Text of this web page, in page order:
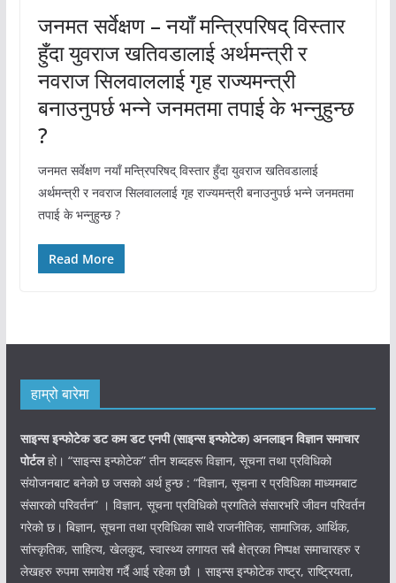
जनमत सर्वेक्षण – नयाँ मन्त्रिपरिषद् विस्तार
हुँदा युवराज खतिवडालाई अर्थमन्त्री र
नवराज सिलवाललाई गृह राज्यमन्त्री
बनाउनुपर्छ भन्ने जनमतमा तपाई के भन्नुहुन्छ
?
जनमत सर्वेक्षण नयाँ मन्त्रिपरिषद् विस्तार हुँदा युवराज खतिवडालाई
अर्थमन्त्री र नवराज सिलवाललाई गृह राज्यमन्त्री बनाउनुपर्छ भन्ने जनमतमा
तपाई के भन्नुहुन्छ ?
Read More
हाम्रो बारेमा
साइन्स इन्फोटेक डट कम डट एनपी (साइन्सइन्फोटेक) अनलाइन विज्ञान समाचार
पोर्टलहो। “साइन्स इन्फोटेक” तीन शब्दहरू विज्ञान, सूचना तथा प्रविधिको
संयोजनबाट बनेको छ जसको अर्थ हुन्छ : “विज्ञान, सूचना र प्रविधिका माध्यमबाट
संसारको परिवर्तन” । विज्ञान, सूचना प्रविधिको प्रगतिले संसारभरि जीवन परिवर्तन
गरेको छ। बिज्ञान, सूचना तथा प्रविधिका साथै राजनीतिक, सामाजिक, आर्थिक,
सांस्कृतिक, साहित्य, खेलकुद, स्वास्थ्य लगायत सबै क्षेत्रका निष्पक्ष समाचारहरु र
लेखहरु रुपमा समावेश गर्दै आई रहेका छौ । साइन्स इन्फोटेक राष्ट्र, राष्ट्रियता,